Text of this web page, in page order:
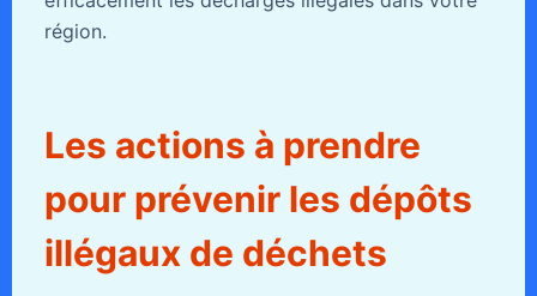
région.
Les actions à prendre
pour prévenir les dépôts
illégaux de déchets